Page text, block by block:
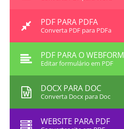
PDF PARA PDFA
Converta PDF para PDFa
PDF PARA O WEBFORM
Editar formulário em PDF
DOCX PARA DOC
Converta Docx para Doc
WEBSITE PARA PDF